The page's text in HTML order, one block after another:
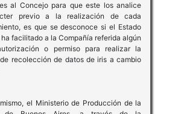
al Concejo para que este los analice
previo a la realización de cada
es que se desconoce si el Estado
facilitado a la Compañía referida algún
o permiso para realizar la
recolección de datos de iris a cambio
el Ministerio de Producción de la